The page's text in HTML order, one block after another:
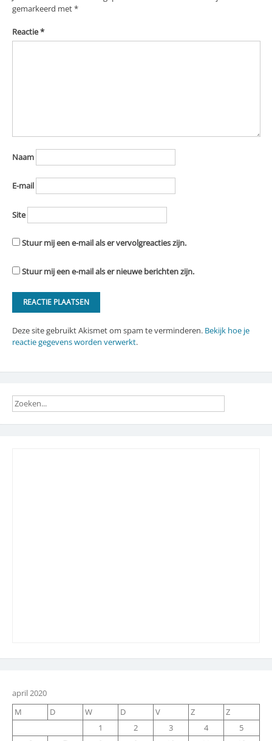
gemarkeerd met*
Reactie*
Naam
E-mail
Site
Stuur mij een e-mail als er vervolgreacties zijn.
Stuur mij een e-mail als er nieuwe berichten zijn.
Deze site gebruikt Akismet om spam te verminderen. Bekijk hoe je
reactie gegevens worden verwerkt.
april 2020
M
D W D V Z
Z
1
2 3 4
5